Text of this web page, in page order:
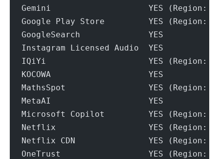
Gemini                    YES (Region:
Google Play Store         YES (Region:
GoogleSearch              YES
Instagram Licensed Audio  YES
IQiYi                     YES (Region:
KOCOWA                    YES
MathsSpot                 YES (Region:
MetaAI                    YES
Microsoft Copilot         YES (Region:
Netflix                   YES (Region:
Netflix CDN               YES (Region:
OneTrust                  YES (Region: US